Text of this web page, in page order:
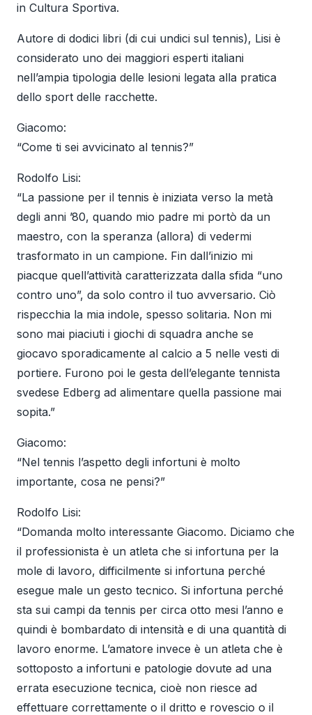
in Cultura Sportiva.
Autore di dodici libri (di cui undici sul tennis), Lisi è
considerato uno dei maggiori esperti italiani
nell’ampia tipologia delle lesioni legata alla pratica
dello sport delle racchette.
Giacomo:
“Come ti sei avvicinato al tennis?”
Rodolfo Lisi:
“La passione per il tennis è iniziata verso la metà
degli anni ’80, quando mio padre mi portò da un
maestro, con la speranza (allora) di vedermi
trasformato in un campione. Fin dall’inizio mi
piacque quell’attività caratterizzata dalla sfida “uno
contro uno”, da solo contro il tuo avversario. Ciò
rispecchia la mia indole, spesso solitaria. Non mi
sono mai piaciuti i giochi di squadra anche se
giocavo sporadicamente al calcio a 5 nelle vesti di
portiere. Furono poi le gesta dell’elegante tennista
svedese Edberg ad alimentare quella passione mai
sopita.”
Giacomo:
“Nel tennis l’aspetto degli infortuni è molto
importante, cosa ne pensi?”
Rodolfo Lisi:
“Domanda molto interessante Giacomo. Diciamo che
il professionista è un atleta che si infortuna per la
mole di lavoro, difficilmente si infortuna perché
esegue male un gesto tecnico. Si infortuna perché
sta sui campi da tennis per circa otto mesi l’anno e
quindi è bombardato di intensità e di una quantità di
lavoro enorme. L’amatore invece è un atleta che è
sottoposto a infortuni e patologie dovute ad una
errata esecuzione tecnica, cioè non riesce ad
effettuare correttamente o il dritto e rovescio o il